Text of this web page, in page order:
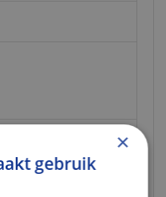
×
gebruik